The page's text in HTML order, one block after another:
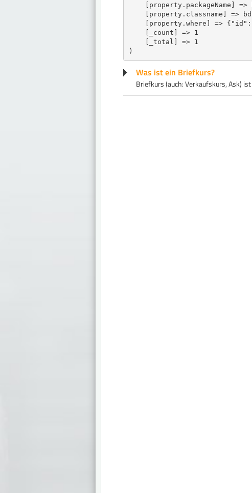
[property.packageName] =>
[property.classname] =>
[property.where] =>
    [_count] => 1
    [_total] => 1
Was ist ein Briefkurs?
Briefkurs (auch: Verkaufskurs, Ask)